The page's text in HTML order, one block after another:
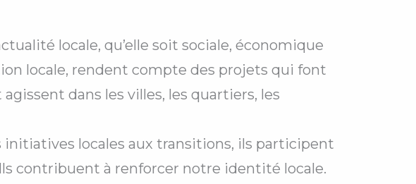
locale, qu’elle soit sociale, économique
locale, rendent compte des projets qui font
dans les villes, les quartiers, les
initiatives locales aux transitions, ils participent
contribuent à renforcer notre identité locale.